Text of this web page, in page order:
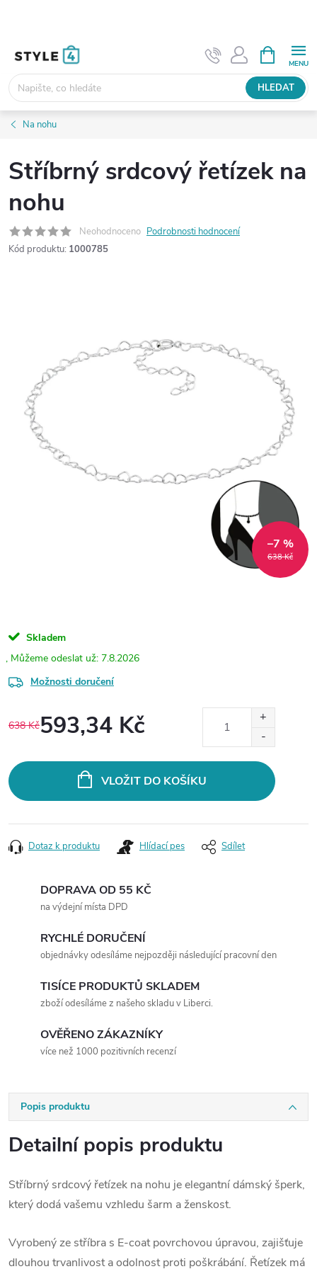
HLEDAT
NÁKUPNÍ
KOŠÍK
Na nohu
Stříbrný srdcový řetízek na
nohu
Neohodnoceno Podrobnosti hodnocení
Kód produktu: 1000785
638 Kč
–7 %
Skladem
7.8.2026
Možnosti doručení
638 Kč593,34 Kč
VLOŽIT DO KOŠÍKU
Dotaz k produktu Hlídací pes Sdílet
DOPRAVA OD 55 KČ
na výdejní místa DPD
RYCHLÉ DORUČENÍ
objednávky odesíláme nejpozději následující pracovní den
TISÍCE PRODUKTŮ SKLADEM
zboží odesíláme z našeho skladu v Liberci.
OVĚŘENO ZÁKAZNÍKY
více než 1000 pozitivních recenzí
Popis produktu
Detailní popis produktu
Stříbrný srdcový řetízek na nohu je elegantní dámský šperk,
který dodá vašemu vzhledu šarm a ženskost.
Vyrobený ze stříbra s E-coat povrchovou úpravou, zajišťuje
dlouhou trvanlivost a odolnost proti poškrábání. Řetízek má